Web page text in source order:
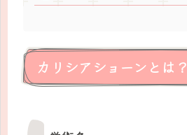
カリシアショーンとは？